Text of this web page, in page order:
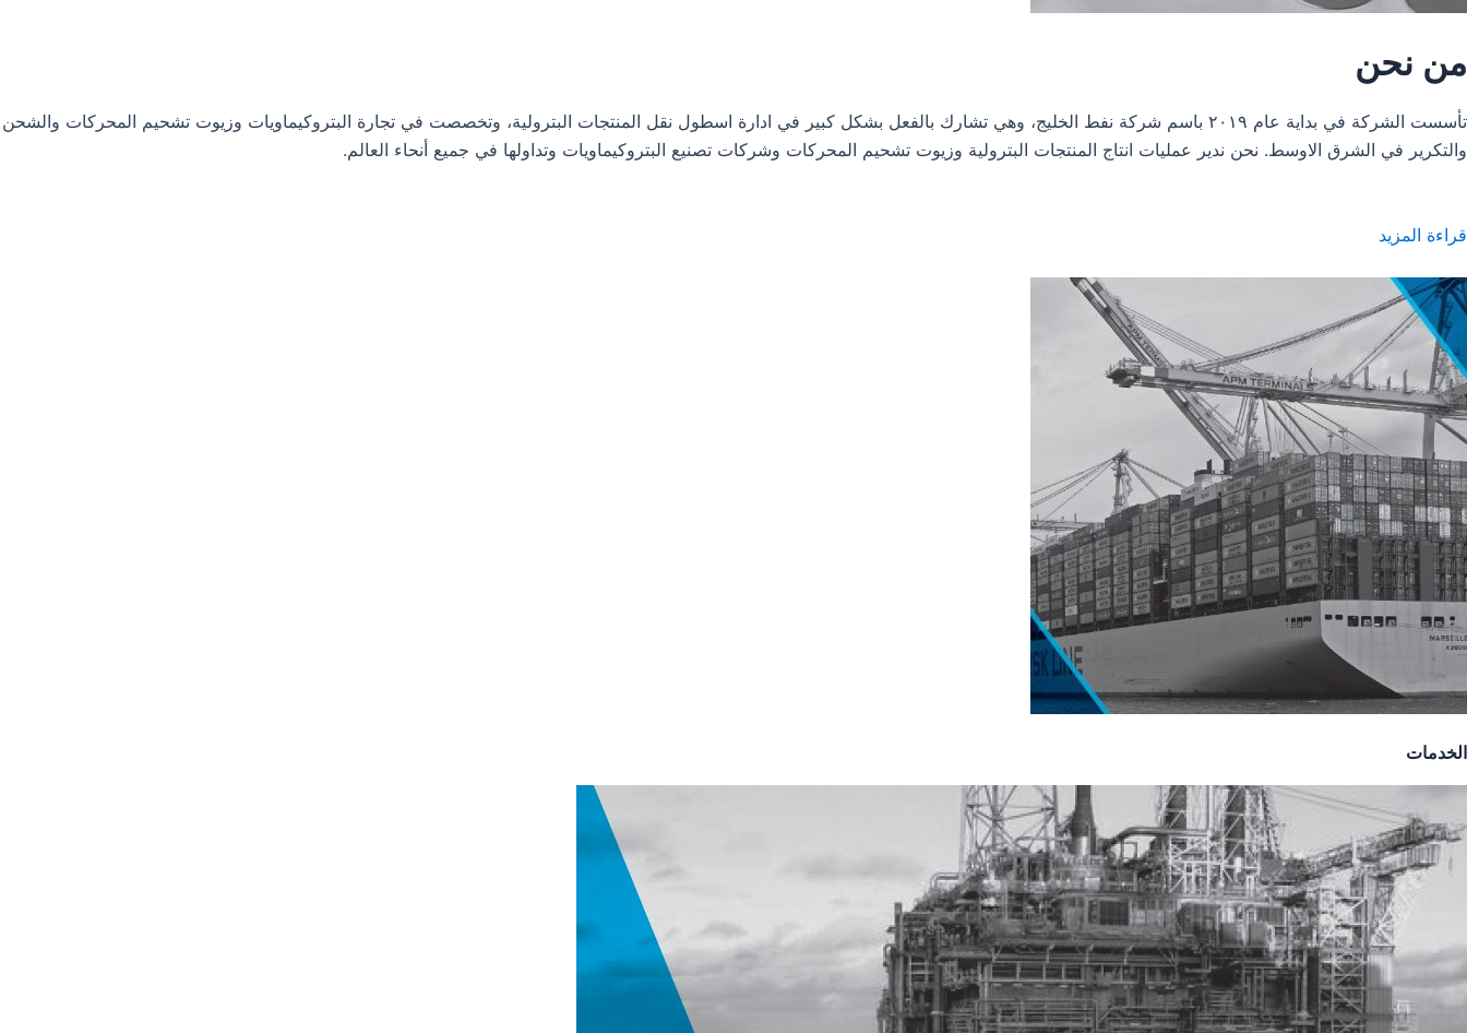
من نحن
تأسست الشركة في بداية عام ٢٠١٩ باسم شركة نفط الخليج، وهي تشارك بالفعل بشكل كبير في ادارة اسطول نقل المنتجات البترولية، وتخصصت في تجارة البتروكيماويات وزيوت تشحيم المحركات والشحن
والتكرير في الشرق الاوسط. نحن ندير عمليات انتاج المنتجات البترولية وزيوت تشحيم المحركات وشركات تصنيع البتروكيماويات وتداولها في جميع أنحاء العالم.
قراءة المزيد
الخدمات